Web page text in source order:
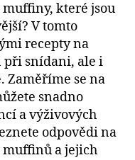
muffiny, které jsou
V tomto
recepty na
při snídani, ale i
Zaměříme se na
snadno
a výživových
odpovědi na
muffinů a jejich